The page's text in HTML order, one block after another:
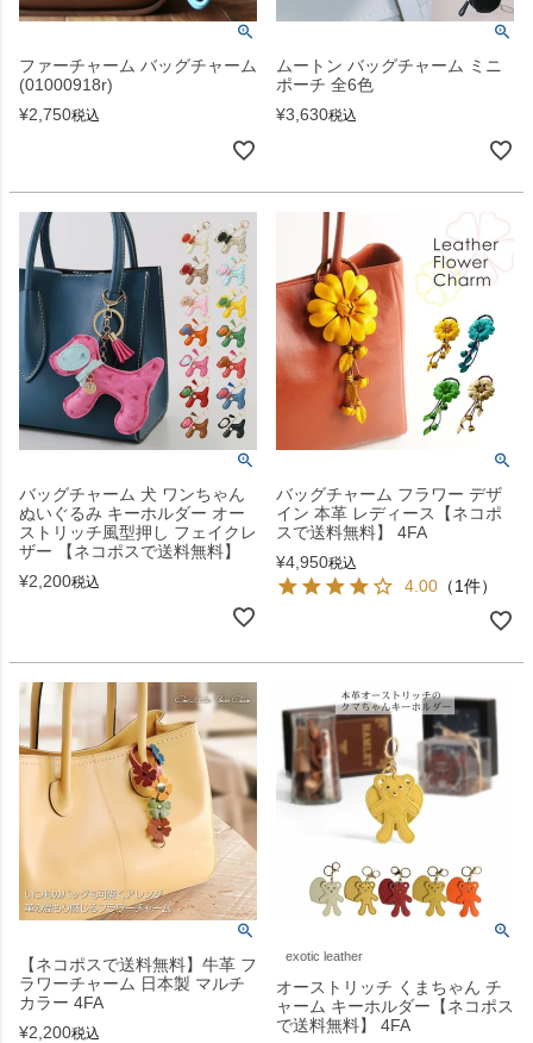
ファーチャーム バッグチャーム
(01000918r)
¥2,750税込
ムートン バッグチャーム ミニ
ポーチ 全6色
¥3,630税込
バッグチャーム 犬 ワンちゃん
ぬいぐるみ キーホルダー オー
ストリッチ風型押し フェイクレ
ザー 【ネコポスで送料無料】
¥2,200税込
バッグチャーム フラワー デザ
イン 本革 レディース【ネコポ
スで送料無料】 4FA
¥4,950税込
4.00 （1件）
【ネコポスで送料無料】牛革 フ
ラワーチャーム 日本製 マルチ
カラー 4FA
¥2,200税込
exotic leather
オーストリッチ くまちゃん チ
ャーム キーホルダー【ネコポス
で送料無料】 4FA